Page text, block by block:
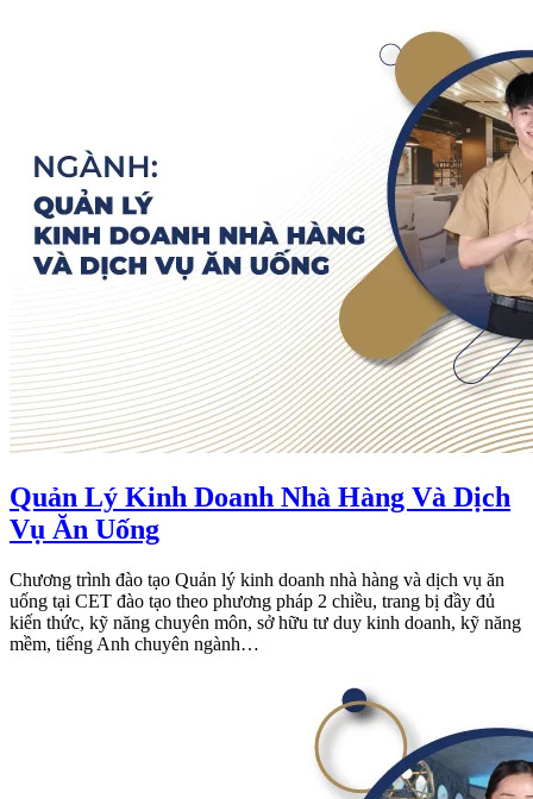
Quản Lý Kinh Doanh Nhà Hàng Và Dịch
Vụ Ăn Uống
Chương trình đào tạo Quản lý kinh doanh nhà hàng và dịch vụ ăn
uống tại CET đào tạo theo phương pháp 2 chiều, trang bị đầy đủ
kiến thức, kỹ năng chuyên môn, sở hữu tư duy kinh doanh, kỹ năng
mềm, tiếng Anh chuyên ngành…